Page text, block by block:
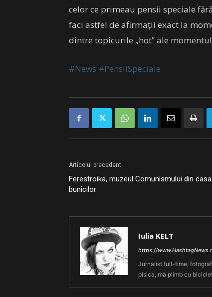
celor ce primeau pensii speciale
faci astfel de afirmații exact la
dintre topicurile „hot” ale
#News #PensiiSpeciale
Articolul precedent
Ferestroika, muzeul Comunismului din casa
bunicilor
Iulia KELT
https://
Jurnalist full-time,
pisica, mă plimb cu